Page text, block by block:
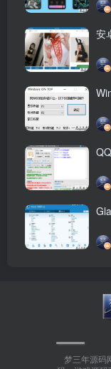
安
梦三年源码